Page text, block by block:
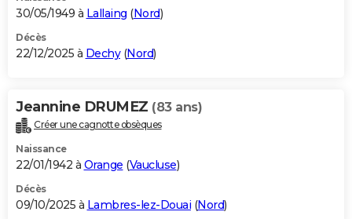
S'inscrire
Se connecter
Lycées
Collèges
Primaires
Universités
Entreprises
Service militaire
Avis de recherche
AVIS DE DÉCÈS
Bricolage
Lifestyle
Culture
Sport
Auto
Television
Voyage
Cinema
30/05/1949 à Lallaing (Nord)
Décès
22/12/2025 à Dechy(Nord)
Jeannine DRUMEZ (83 ans)
Créer une cagnotte obsèques
Naissance
22/01/1942 à Orange (Vaucluse)
Décès
09/10/2025 à Lambres-lez-Douai (Nord)